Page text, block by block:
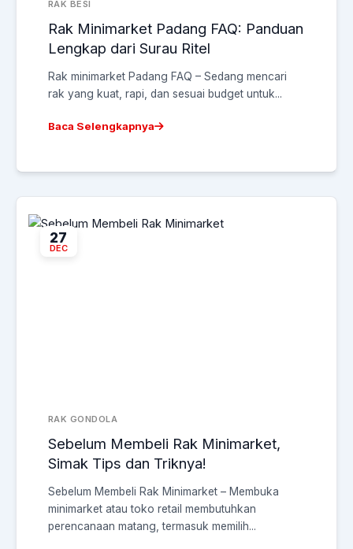
RAK BESI
Rak Minimarket Padang FAQ: Panduan
Lengkap dari Surau Ritel
Rak minimarket Padang FAQ – Sedang mencari
rak yang kuat, rapi, dan sesuai budget untuk...
Baca Selengkapnya
27
DEC
RAK GONDOLA
Sebelum Membeli Rak Minimarket,
Simak Tips dan Triknya!
Sebelum Membeli Rak Minimarket – Membuka
minimarket atau toko retail membutuhkan
perencanaan matang, termasuk memilih...